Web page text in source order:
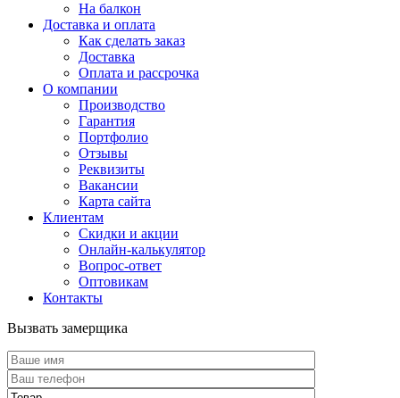
На балкон
Доставка и оплата
Как сделать заказ
Доставка
Оплата и рассрочка
О компании
Производство
Гарантия
Портфолио
Отзывы
Реквизиты
Вакансии
Карта сайта
Клиентам
Скидки и акции
Онлайн-калькулятор
Вопрос-ответ
Оптовикам
Контакты
Вызвать замерщика